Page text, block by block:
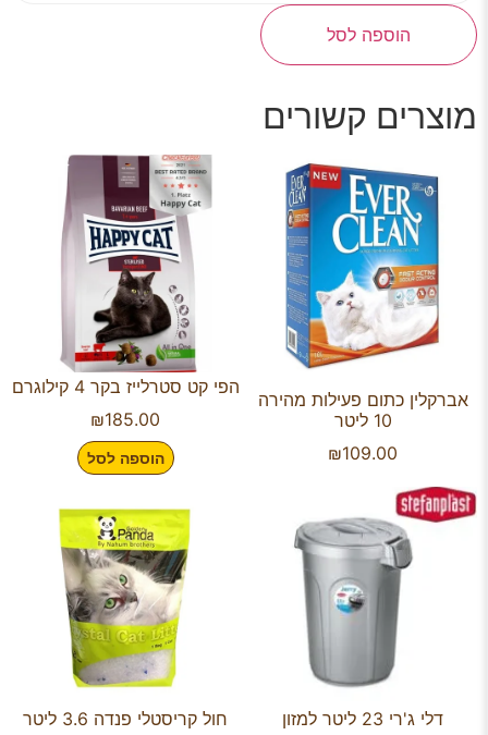
הוספה לסל
מוצרים קשורים
אברקלין כתום פעילות מהירה
10 ליטר
₪109.00
הפי קט סטרלייז בקר 4 קילוגרם
₪185.00
הוספה לסל
דלי ג'רי 23 ליטר למזון
חול קריסטלי פנדה 3.6 ליטר